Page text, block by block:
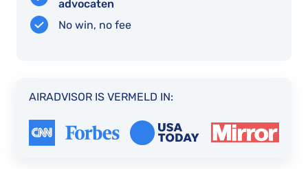
oplopen.
advocaten
No win, no fee
AIRADVISOR IS VERMELD IN: